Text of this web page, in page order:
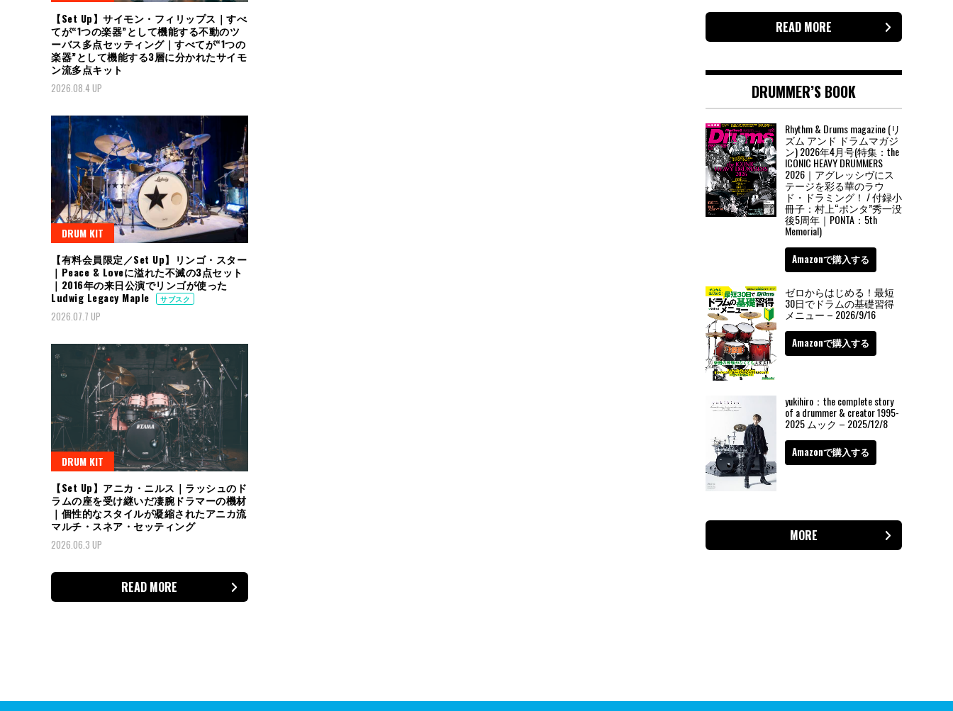
【Set Up】サイモン・フィリップス｜すべ
てが“1つの楽器”として機能する不動のツ
ーバス多点セッティング｜すべてが“1つの
楽器”として機能する3層に分かれたサイモ
ン流多点キット
2026.08.4 UP
DRUM KIT
【有料会員限定／Set Up】リンゴ・スター
｜Peace & Loveに溢れた不滅の3点セット
｜2016年の来日公演でリンゴが使った
Ludwig Legacy Maple
サブスク
2026.07.7 UP
DRUM KIT
【Set Up】アニカ・ニルス｜ラッシュのド
ラムの座を受け継いだ凄腕ドラマーの機材
｜個性的なスタイルが凝縮されたアニカ流
マルチ・スネア・セッティング
2026.06.3 UP
READ MORE
READ MORE
DRUMMER’S BOOK
Rhythm & Drums magazine (リ
ズム アンド ドラムマガジ
ン) 2026年4月号(特集：the
ICONIC HEAVY DRUMMERS
2026｜アグレッシヴにス
テージを彩る華のラウ
ド・ドラミング！ / 付録小
冊子：村上“ポンタ”秀一没
後5周年｜PONTA：5th
Memorial)
Amazonで購入する
ゼロからはじめる！最短
30日でドラムの基礎習得
メニュー – 2026/9/16
Amazonで購入する
yukihiro：the complete story
of a drummer & creator 1995-
2025 ムック – 2025/12/8
Amazonで購入する
MORE